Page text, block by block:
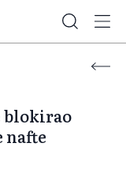
blokirao
nafte